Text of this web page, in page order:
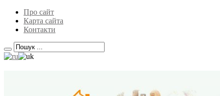
Про сайт
Карта сайта
Контакти